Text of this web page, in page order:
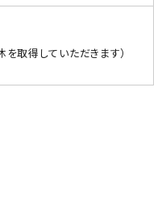
取得していただきます）